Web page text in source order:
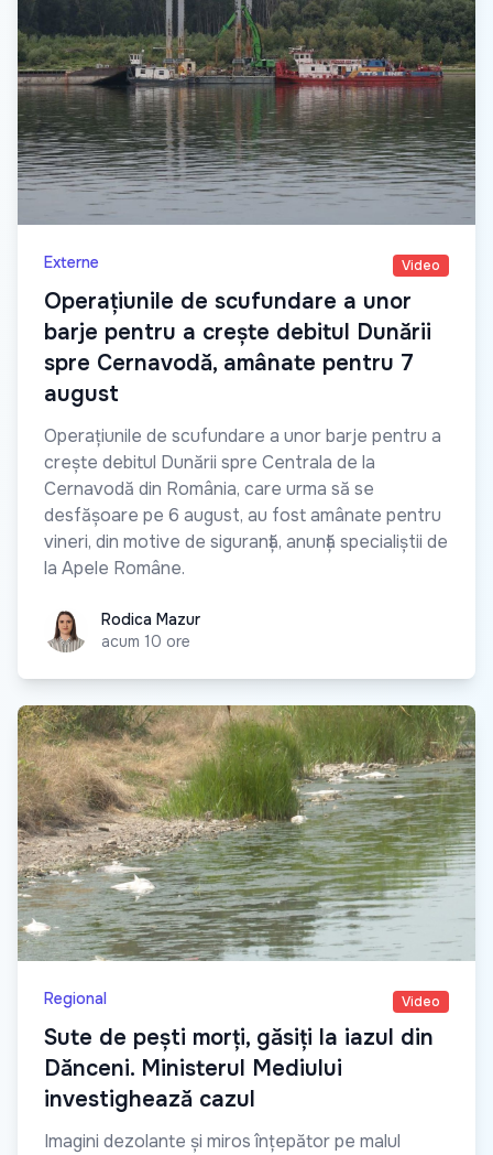
Externe Video
Operațiunile de scufundare a unor
barje pentru a crește debitul Dunării
spre Cernavodă, amânate pentru 7
august
Operațiunile de scufundare a unor barje pentru a
crește debitul Dunării spre Centrala de la
Cernavodă din România, care urma să se
desfășoare pe 6 august, au fost amânate pentru
vineri, din motive de siguranță, anunță specialiștii de
la Apele Române.
Rodica MazurRodica Mazur
acum 10 ore
Regional Video
Sute de pești morți, găsiți la iazul din
Dănceni. Ministerul Mediului
investighează cazul
Imagini dezolante și miros înțepător pe malul